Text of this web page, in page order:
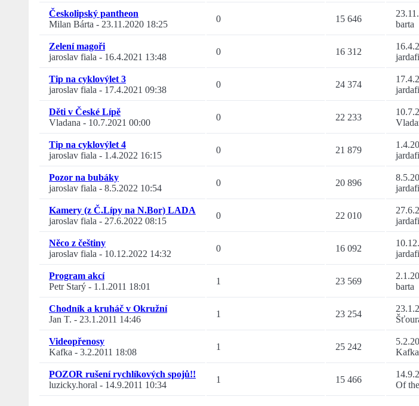
Českolipský pantheon
Milan Bárta - 23.11.2020 18:25
0 15 646
barta
Zelení magoři
jaroslav fiala - 16.4.2021 13:48
0 16 312
Tip na cyklovýlet 3
jaroslav fiala - 17.4.2021 09:38
0 24 374
Děti v České Lípě
Vladana - 10.7.2021 00:00
0 22 233
Tip na cyklovýlet 4
jaroslav fiala - 1.4.2022 16:15
0 21 879
Pozor na bubáky
jaroslav fiala - 8.5.2022 10:54
0 20 896
Kamery (z Č.Lípy na N.Bor) LADA
jaroslav fiala - 27.6.2022 08:15
0 22 010
Něco z češtiny
jaroslav fiala - 10.12.2022 14:32
0 16 092
Program akcí
Petr Starý - 1.1.2011 18:01
1 23 569
barta
Chodník a kruháč v Okružní
Jan T. - 23.1.2011 14:46
1 23 254
Videopřenosy
Kafka - 3.2.2011 18:08
1 25 242
Kafka
POZOR rušení rychlíkových spojů!!
luzicky.horal - 14.9.2011 10:34
1 15 466
Of